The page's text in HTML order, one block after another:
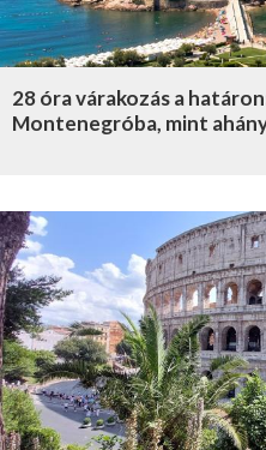
28 óra várakozás a
Montenegróba, mint